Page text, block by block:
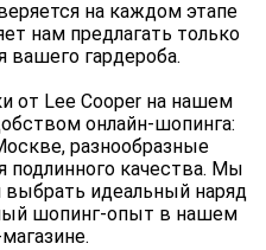
на каждом этапе
нам предлагать только
вашего гардероба.
от Lee Cooper на нашем
онлайн-шопинга:
разнообразные
подлинного качества. Мы
идеальный наряд
шопинг-опыт в нашем